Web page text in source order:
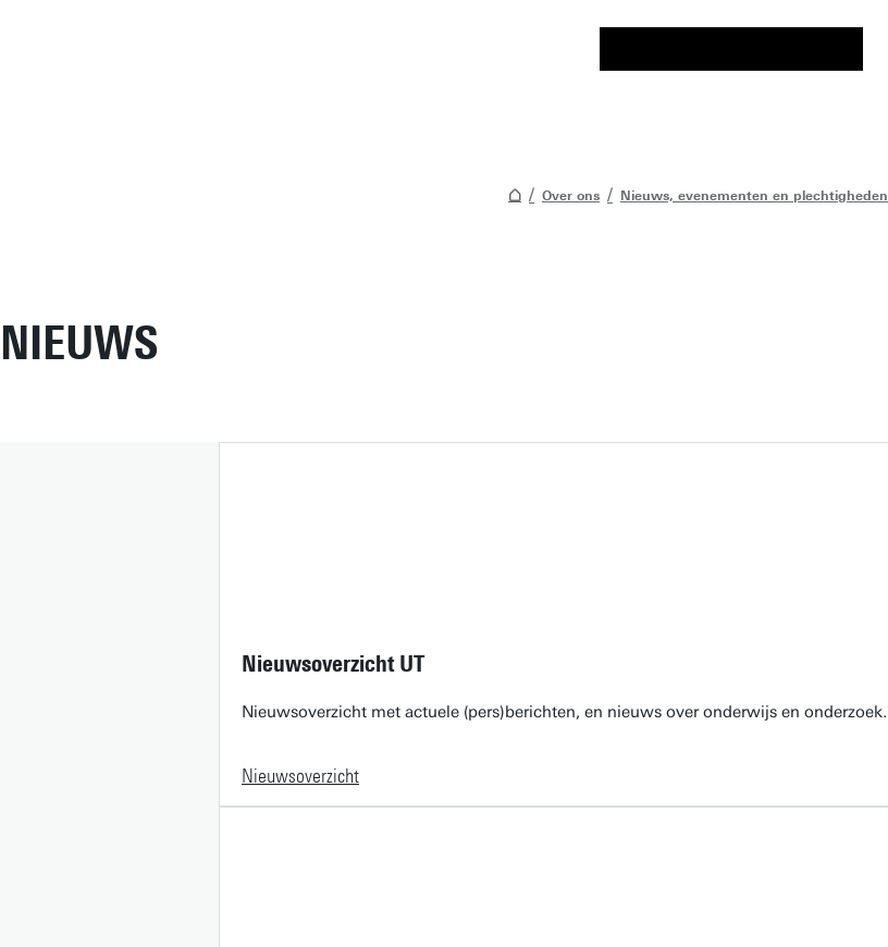
Over ons Nieuws, evenementen en plechtigheden
NIEUWS
Nieuwsoverzicht UT
Nieuwsoverzicht met actuele (pers)berichten, en nieuws over onderwijs en onderzoek.
Nieuwsoverzicht